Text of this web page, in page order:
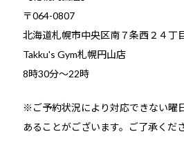
〒064-0807
北海道札幌市中央区南７条西２４丁
Takku's Gym札幌円山店
8時30分～22時
※ご予約状況により対応できない曜
あることがございます。ご了承くだ